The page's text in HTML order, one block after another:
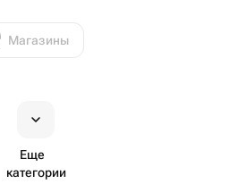
Магазины
Еще
категории